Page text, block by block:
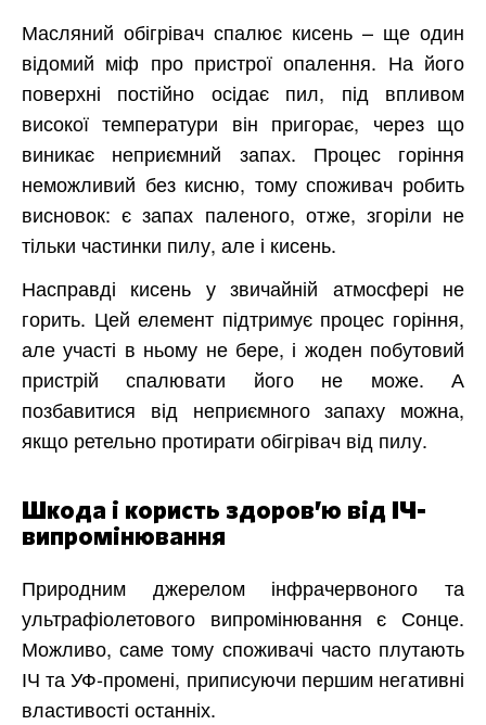
Масляний обігрівач спалює кисень – ще один
відомий міф про пристрої опалення. На його
поверхні постійно осідає пил, під впливом
високої температури він пригорає, через що
виникає неприємний запах. Процес горіння
неможливий без кисню, тому споживач робить
висновок: є запах паленого, отже, згоріли не
тільки частинки пилу, але і кисень.
Насправді кисень у звичайній атмосфері не
горить. Цей елемент підтримує процес горіння,
але участі в ньому не бере, і жоден побутовий
пристрій спалювати його не може. А
позбавитися від неприємного запаху можна,
якщо ретельно протирати обігрівач від пилу.
Шкода і користь здоров’ю від ІЧ-
випромінювання
Природним джерелом інфрачервоного та
ультрафіолетового випромінювання є Сонце.
Можливо, саме тому споживачі часто плутають
ІЧ та УФ-промені, приписуючи першим негативні
властивості останніх.